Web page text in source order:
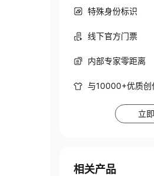
特殊身份标识
线下官方门票
内部专家零距离
与10000+优质创
立
相关产品